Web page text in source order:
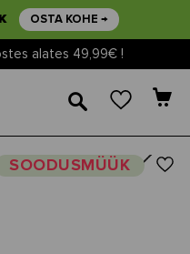
OSTA KOHE →
alates 49,99€ !
🔎
SOODUSMÜÜKNext